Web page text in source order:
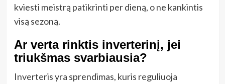
kviesti meistrą patikrinti per dieną, o ne kankintis
visą sezoną.
Ar verta rinktis inverterinį, jei
triukšmas svarbiausia?
Inverteris yra sprendimas, kuris reguliuoja